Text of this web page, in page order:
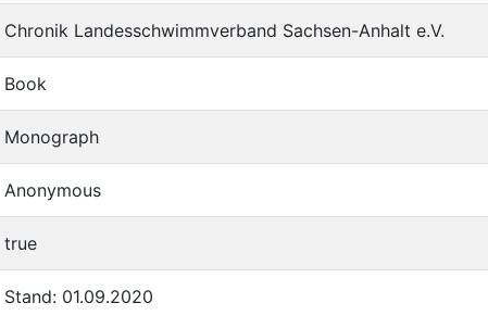
Chronik Landesschwimmverband Sachsen-Anhalt e.V.
Book
Monograph
Anonymous
true
Stand: 01.09.2020